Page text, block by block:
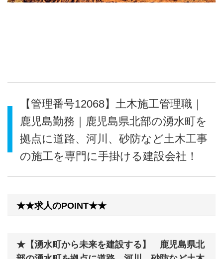
【管理番号12068】土木施工管理職｜
鹿児島勤務｜鹿児島県北部の湧水町を
拠点に道路、河川、砂防など土木工事
の施工を専門に手掛ける建設会社！
★★求人のPOINT★★
★【湧水町から未来を建設する】 鹿児島県北